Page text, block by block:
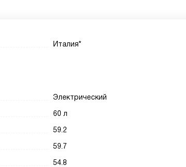
Италия*
Электрический
60 л
59.2
59.7
54.8